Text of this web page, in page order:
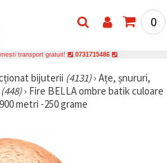
0
transport gratuit! 0731715486
bijuterii (4131)› Ațe, șnururi,
(448)› Fire BELLA ombre batik culoare
metri -250 grame